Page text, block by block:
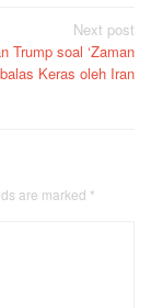
Next post
Trump soal ‘Zaman
Keras oleh Iran
are marked *